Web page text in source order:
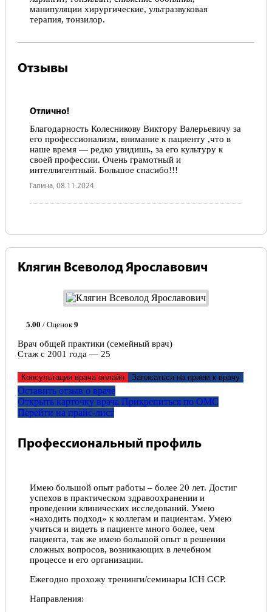
манипуляции хирургические, ультразвуковая
терапия, тонзилор.
Отзывы
Отлично!
Благодарность Колесникову Виктору Валерьевичу за
его профессионализм, внимание к пациенту ,что в
наше время — редко увидишь, за его культуру к
своей профессии. Очень грамотный и
интеллигентный. Большое спасибо!!!
Галина, 08.11.2024
Клягин Всеволод Ярославович
5.00 / Оценок9
Врач общей практики (семейный врач)
Стаж с 2001 года — 25
Консультация врача онлайн Записаться на прием к врачу
Оставить отзыв о враче
Открыть карточку врача Прикрепитьcя по ОМС
Перейти на прайс-лист
Профессиональный профиль
Имею большой опыт работы – более 20 лет. Достиг
успехов в практическом здравоохранении и
проведении клинических исследований. Умею
«находить подход» к коллегам и пациентам. Умею
учиться и видеть в пациенте много более, чем
пациента, так же имею большой опыт в решении
сложных вопросов, возникающих в лечебном
процессе и его организации.
Ежегодно прохожу тренинги/семинары ICH GCP.
Направления: